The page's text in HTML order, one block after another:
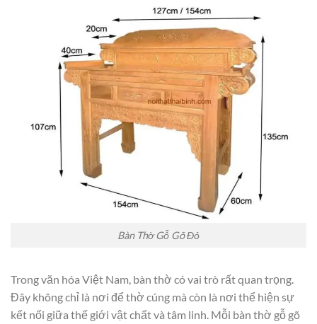
Bàn Thờ Gỗ Gõ Đỏ
Trong văn hóa Việt Nam, bàn thờ có vai trò rất quan trọng.
Đây không chỉ là nơi để thờ cúng mà còn là nơi thể hiện sự
kết nối giữa thế giới vật chất và tâm linh. Mỗi bàn thờ gỗ gõ